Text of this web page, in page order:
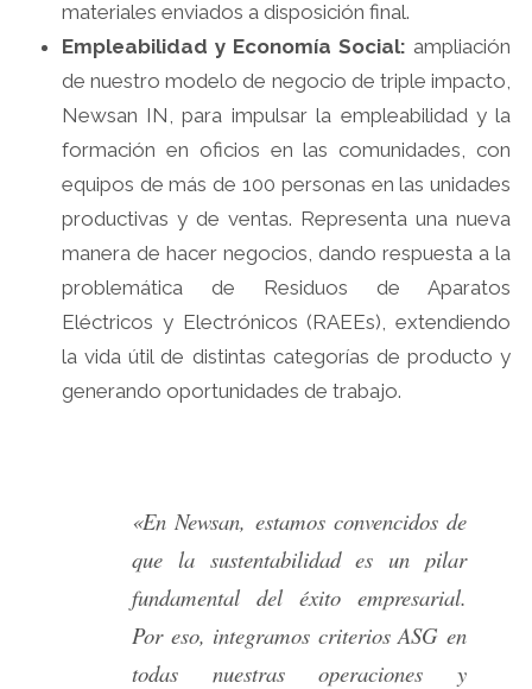
materiales enviados a disposición final.
Empleabilidad y Economía Social: ampliación
de nuestro modelo de negocio de triple impacto,
Newsan IN, para impulsar la empleabilidad y la
formación en oficios en las comunidades, con
equipos de más de 100 personas en las unidades
productivas y de ventas. Representa una nueva
manera de hacer negocios, dando respuesta a la
problemática de Residuos de Aparatos
Eléctricos y Electrónicos (RAEEs), extendiendo
la vida útil de distintas categorías de producto y
generando oportunidades de trabajo.
«En Newsan, estamos convencidos de
que la sustentabilidad es un pilar
fundamental del éxito empresarial.
Por eso, integramos criterios ASG en
todas nuestras operaciones y